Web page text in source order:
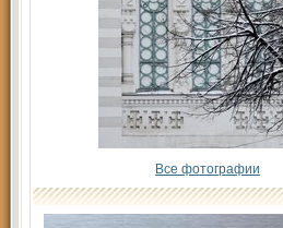
Все фотографии